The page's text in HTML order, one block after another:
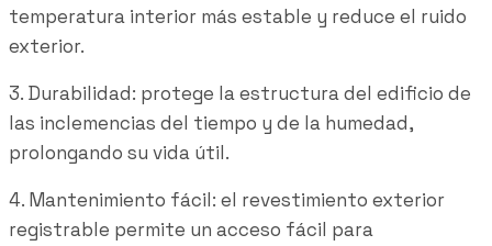
temperatura interior más estable y reduce el ruido
exterior.
3. Durabilidad: protege la estructura del edificio de
las inclemencias del tiempo y de la humedad,
prolongando su vida útil.
4. Mantenimiento fácil: el revestimiento exterior
registrable permite un acceso fácil para